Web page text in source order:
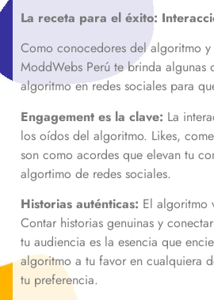
La receta para el éxito:
Como conocedores del algoritmo
ModdWebs Perú te brinda algunas
algoritmo en redes sociales para
Engagement es la clave: La
los oídos del algoritmo. Likes,
son como acordes que elevan tu
algortimo de redes sociales.
Historias auténticas: El algoritmo
Contar historias genuinas y
tu audiencia es la esencia que
algoritmo a tu favor en cualquiera
tu preferencia.